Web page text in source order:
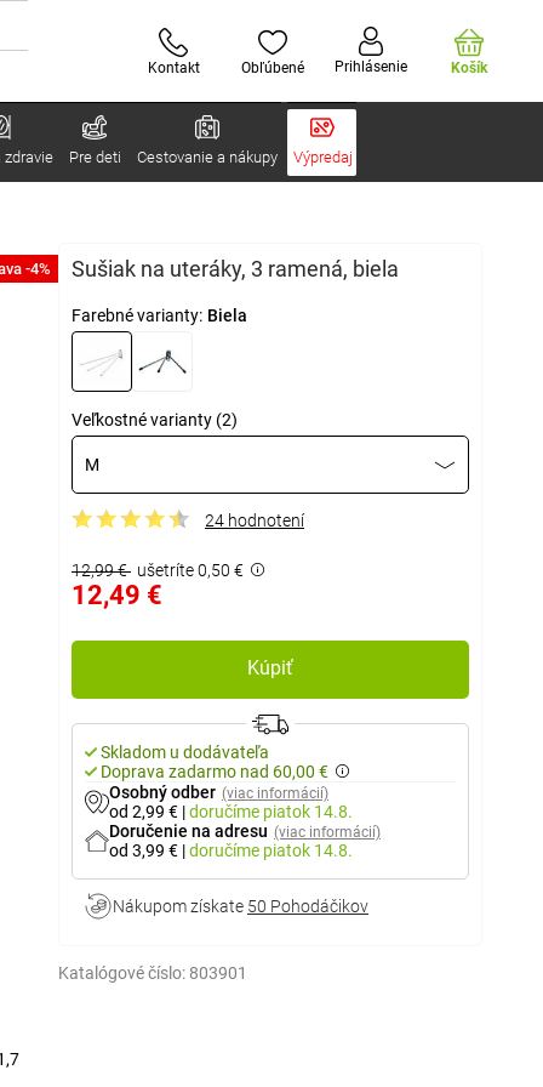
Kontakt Obľúbené Prihlásenie Košík
zdravie Pre deti Cestovanie a nákupy Výpredaj
-4% Sušiak na uteráky, 3 ramená, biela
Farebné varianty: Biela
Veľkostné varianty (2)
M
24 hodnotení
12,99 € ušetríte 0,50 €
12,49 €
Kúpiť
Skladom u dodávateľa
Doprava zadarmo nad 60,00 €
Osobný odber (viac informácií)
od 2,99 € |doručíme piatok 14.8.
Doručenie na adresu (viac informácií)
od 3,99 € |doručíme piatok 14.8.
Nákupom získate 50 Pohodáčikov
Katalógové číslo: 803901